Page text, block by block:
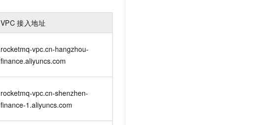
VPC 接入地址
rocketmq-vpc.cn-hangzhou-
finance.aliyuncs.com
rocketmq-vpc.cn-shenzhen-
finance-1.aliyuncs.com